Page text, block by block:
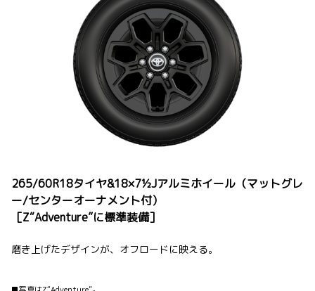
265/60R18タイヤ&18×7½Jアルミホイール（マットグレ
ー/センターオーナメント付）
［Z“Adventure”に標準装備］
磨き上げたデザインが、オフロードに映える。